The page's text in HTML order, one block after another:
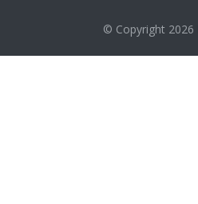
© Copyright 2026